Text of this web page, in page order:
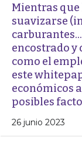
Mientras que
suavizarse
encostrado y
como el
este
económicos
posibles
26 junio 2023